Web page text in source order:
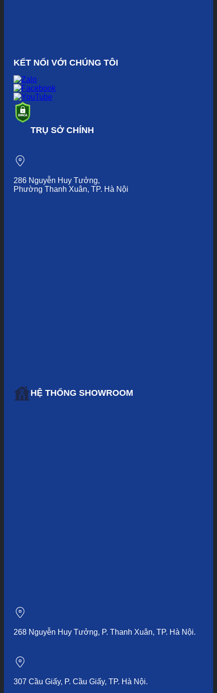
KẾT NỐI VỚI CHÚNG TÔI
TRỤ SỞ CHÍNH
286 Nguyễn Huy Tưởng,
Phường Thanh Xuân, TP. Hà Nội
HỆ THỐNG SHOWROOM
268 Nguyễn Huy Tưởng, P. Thanh Xuân, TP. Hà Nội.
307 Cầu Giấy, P. Cầu Giấy, TP. Hà Nội.